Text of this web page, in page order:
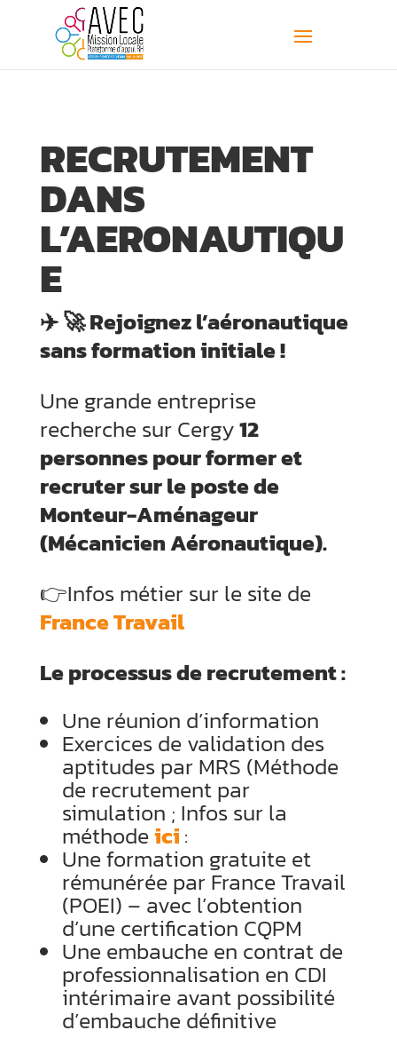
RECRUTEMENT
DANS
L’AERONAUTIQU
E
✈️ 🚀 Rejoignez l’aéronautique
sans formation initiale !
Une grande entreprise
recherche sur Cergy12
personnes pour former et
recruter sur le poste de
Monteur-Aménageur
(Mécanicien Aéronautique).
👉Infos métier sur le site de
France Travail
Le processus de recrutement :
Une réunion d’information
Exercices de validation des
aptitudes par MRS (Méthode
de recrutement par
simulation ; Infos sur la
méthodeici:
Une formation gratuite et
rémunérée par France Travail
(POEI) – avec l’obtention
d’une certification CQPM
Une embauche en contrat de
professionnalisation en CDI
intérimaire avant possibilité
d’embauche définitive